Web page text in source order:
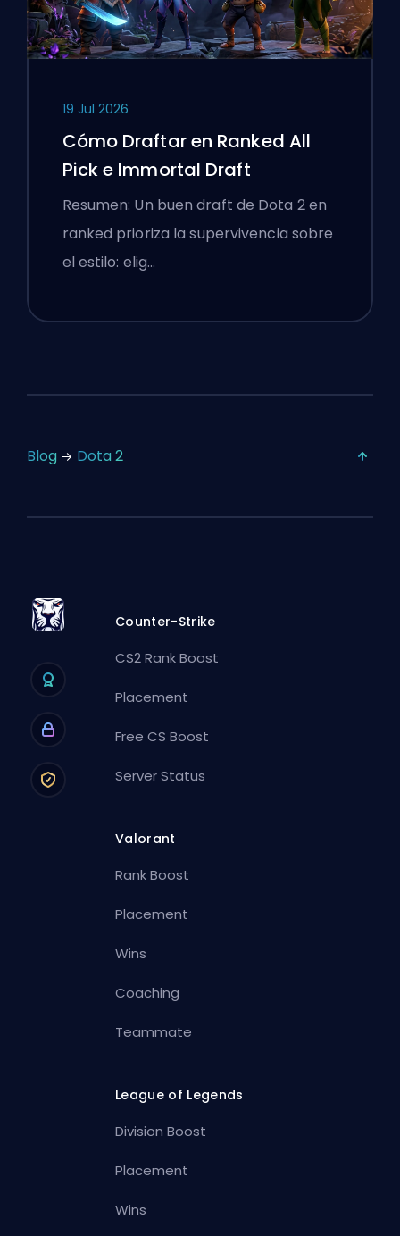
19 Jul 2026
Cómo Draftar en Ranked All
Pick e Immortal Draft
Resumen: Un buen draft de Dota 2 en
ranked prioriza la supervivencia sobre
el estilo: elig…
Blog Dota 2
Counter-Strike
CS2 Rank Boost
Placement
Free CS Boost
Server Status
Valorant
Rank Boost
Placement
Wins
Coaching
Teammate
League of Legends
Division Boost
Placement
Wins